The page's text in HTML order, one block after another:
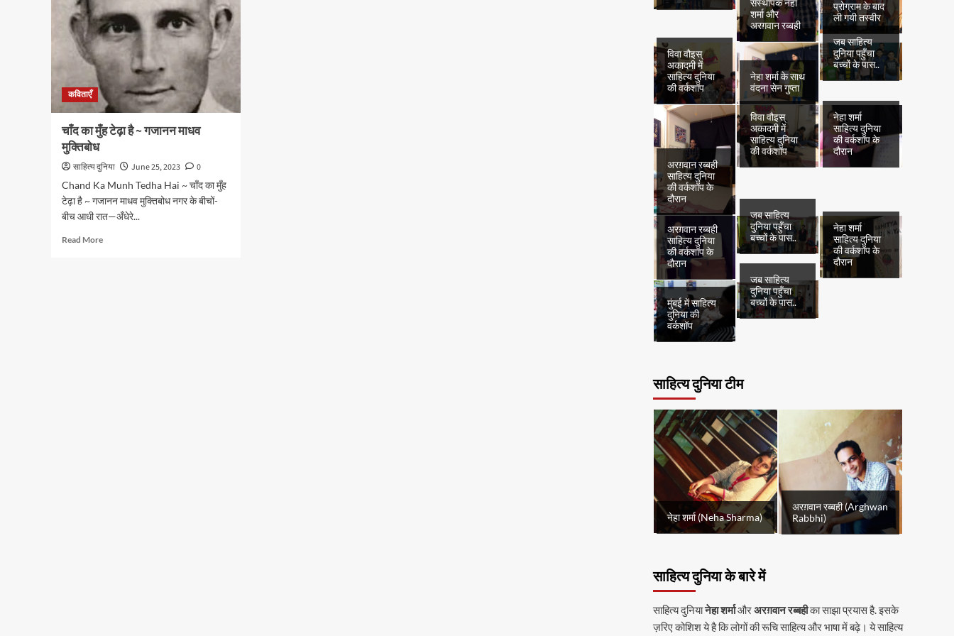
कविताएँ
चाँद का मुँह टेढ़ा है ~ गजानन माधव
मुक्तिबोध
साहित्य दुनिया June 25, 2023
0
Chand Ka Munh Tedha Hai ~ चाँद का मुँह
टेढ़ा है ~ गजानन माधव मुक्तिबोध नगर के बीचों-
बीच आधी रात—अँधेरे...
Read MoreRead
संस्थापक नेहा
शर्मा और
अरग़वान रब्बही
प्रोग्राम के बाद
ली गयी तस्वीर
विवा वौइस्
अकादमी में
साहित्य दुनिया
की वर्कशॉप
नेहा शर्मा के साथ
वंदना सेन गुप्ता
जब साहित्य
दुनिया पहुँचा
बच्चों के पास..
अरग़वान रब्बही
साहित्य दुनिया
की वर्कशॉप के
दौरान
विवा वौइस्
अकादमी में
साहित्य दुनिया
की वर्कशॉप
नेहा शर्मा
साहित्य दुनिया
की वर्कशॉप के
दौरान
अरग़वान रब्बही
साहित्य दुनिया
की वर्कशॉप के
दौरान
जब साहित्य
दुनिया पहुँचा
बच्चों के पास..
नेहा शर्मा
साहित्य दुनिया
की वर्कशॉप के
दौरान
मुंबई में साहित्य
दुनिया की
वर्कशॉप
जब साहित्य
दुनिया पहुँचा
बच्चों के पास..
साहित्य दुनिया टीम
नेहा शर्मा (Neha Sharma)
अरग़वान रब्बही (Arghwan
Rabbhi)
साहित्य दुनिया के बारे में
साहित्य दुनियानेहा शर्माऔरअरग़वान रब्बहीका साझा प्रयास है. इसके
ज़रिए कोशिश ये है कि लोगों की रूचि साहित्य और भाषा में बढ़े। ये साहित्य